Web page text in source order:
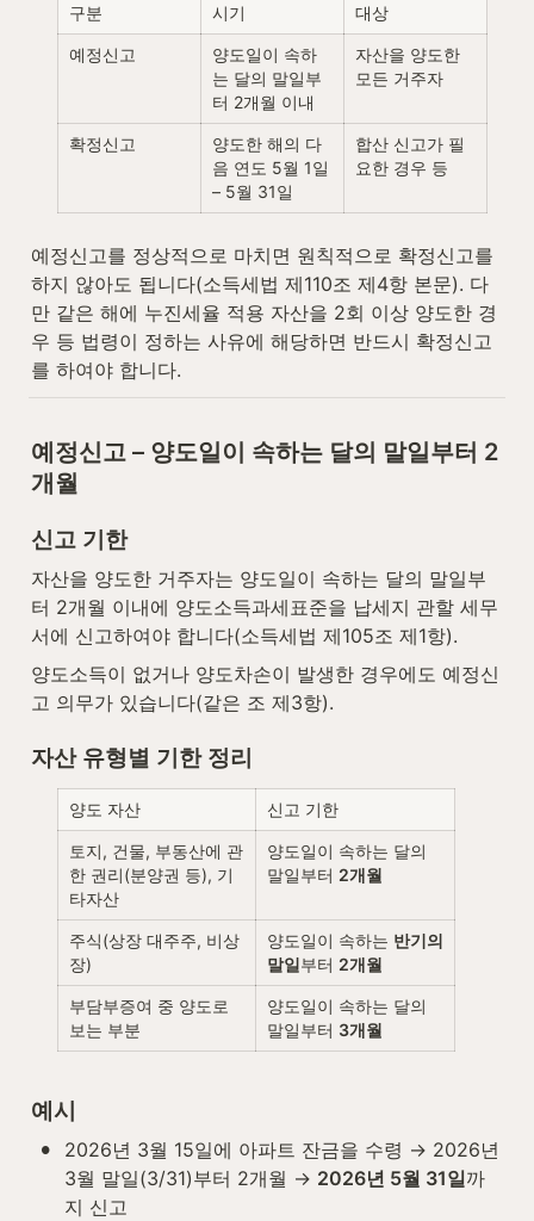
구분 시기 대상
예정신고
양도일이 속하
는 달의 말일부
터 2개월 이내
자산을 양도한
모든 거주자
확정신고
양도한 해의 다
음 연도 5월 1일
– 5월 31일
합산 신고가 필
요한 경우 등
예정신고를 정상적으로 마치면 원칙적으로 확정신고를
하지 않아도 됩니다(소득세법 제110조 제4항 본문). 다
만 같은 해에 누진세율 적용 자산을 2회 이상 양도한 경
우 등 법령이 정하는 사유에 해당하면 반드시 확정신고
를 하여야 합니다.
예정신고 – 양도일이 속하는 달의 말일부터 2
개월
신고 기한
자산을 양도한 거주자는 양도일이 속하는 달의 말일부
터 2개월 이내에 양도소득과세표준을 납세지 관할 세무
서에 신고하여야 합니다(소득세법 제105조 제1항).
양도소득이 없거나 양도차손이 발생한 경우에도 예정신
고 의무가 있습니다(같은 조 제3항).
자산 유형별 기한 정리
양도 자산 신고 기한
토지, 건물, 부동산에 관
한 권리(분양권 등), 기
타자산
양도일이 속하는 달의
말일부터 2개월
주식(상장 대주주, 비상
장)
양도일이 속하는 반기의
말일부터 2개월
부담부증여 중 양도로
보는 부분
양도일이 속하는 달의
말일부터 3개월
예시
•
2026년 3월 15일에 아파트 잔금을 수령 → 2026년
3월 말일(3/31)부터 2개월 → 2026년 5월 31일까
지 신고